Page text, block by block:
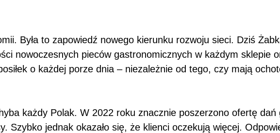
Była to zapowiedź nowego kierunku rozwoju sieci. Dziś
nowoczesnych pieców gastronomicznych w każdym sklepie
o każdej porze dnia – niezależnie od tego, czy mają
każdy Polak. W 2022 roku znacznie poszerzono ofertę dań
jednak okazało się, że klienci oczekują więcej.